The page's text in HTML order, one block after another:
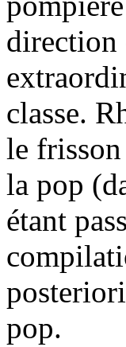
direction
classe.
le
la pop
étant
pop.